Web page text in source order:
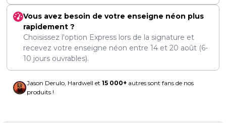
Vous avez besoin de votre enseigne néon plus
rapidement ?
Choisissez l'option Express lors de la signature et
recevez votre enseigne néon entre 14 et 20 août (6-
10 jours ouvrables).
Jason Derulo, Hardwell et 15 000+ autres sont fans de nos
produits !